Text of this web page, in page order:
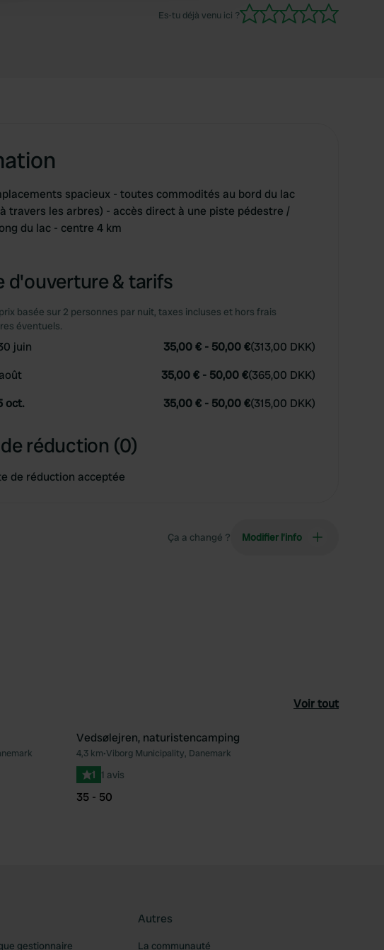
Es-tu déjà venu ici ?
spacieux - toutes commodités au bord du lac
travers les arbres) - accès direct à une piste pédestre /
du lac - centre 4 km
d'ouverture & tarifs
basée sur 2 personnes par nuit, taxes incluses et hors frais
éventuels.
juin 35,00 € - 50,00 €(313,00 DKK)
35,00 € - 50,00 €(365,00 DKK)
oct.
35,00 € - 50,00 €(315,00 DKK)
réduction (0)
de réduction acceptée
Ça a changé ? Modifier l’info
Voir tout
Préféré
Vedsølejren, naturistencamping
4,3 km•Viborg Municipality, Danemark
1 1 avis
35 - 50
gestionnaire
Autres
La communauté